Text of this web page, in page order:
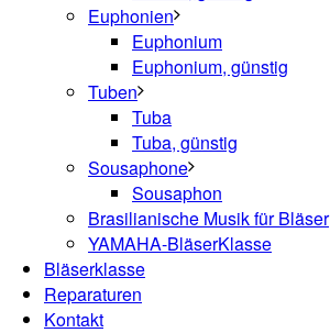
Euphonien
Euphonium
Euphonium, günstig
Tuben
Tuba
Tuba, günstig
Sousaphone
Sousaphon
Brasilianische Musik für Bläser
YAMAHA-BläserKlasse
Bläserklasse
Reparaturen
Kontakt